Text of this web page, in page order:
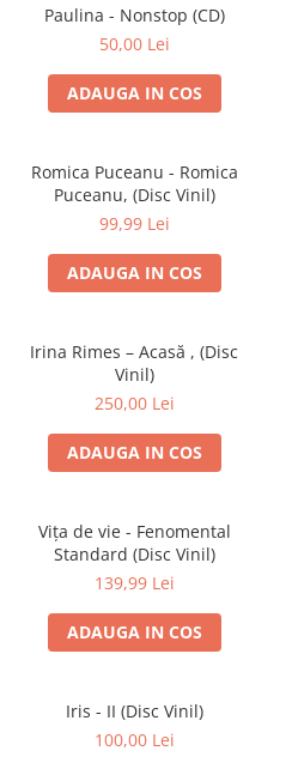
Viniluri Românești
Colecția Electrecord
Paulina - Nonstop (CD)
50,00 Lei
ADAUGA IN COS
Romica Puceanu - Romica
Puceanu, (Disc Vinil)
99,99 Lei
ADAUGA IN COS
Irina Rimes – Acasă , (Disc
Vinil)
250,00 Lei
ADAUGA IN COS
Vița de vie - Fenomental
Standard (Disc Vinil)
139,99 Lei
ADAUGA IN COS
Iris - II (Disc Vinil)
100,00 Lei